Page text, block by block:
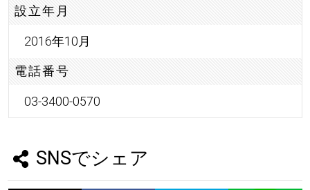
設立年月
2016年10月
電話番号
03-3400-0570
SNSでシェア